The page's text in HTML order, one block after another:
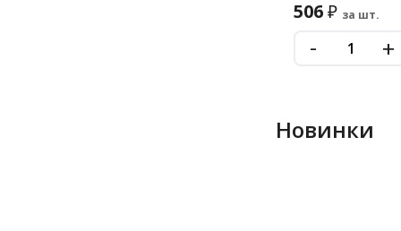
506₽ за шт.
- +
Новинки